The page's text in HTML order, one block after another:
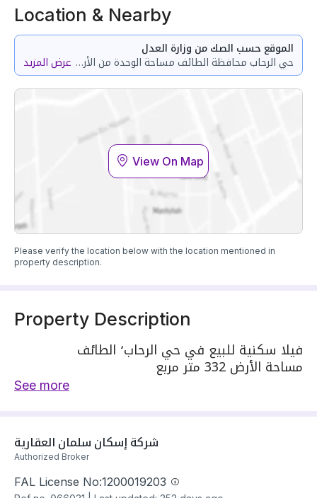
Location & Nearby
الموقع حسب الصك من وزارة العدل
حي الرحاب محافظة الطائف مساحة الوحدة من الأرض 250 متر عرض المزيد
View On Map
Please verify the location below with the location mentioned in
property description.
Property Description
فيلا سكنية للبيع في حي الرحاب٬ الطائف
مساحة الأرض 332 متر مربع
See more
Authorized Broker
FAL License No:1200019203